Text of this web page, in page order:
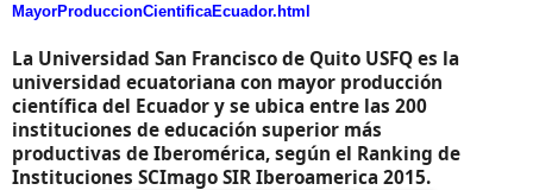
MayorProduccionCientificaEcuador.html
La Universidad San Francisco de Quito USFQ es la
universidad ecuatoriana con mayor producción
científica del Ecuador y se ubica entre las 200
instituciones de educación superior más
productivas de Iberomérica, según el Ranking de
Instituciones SCImago SIR Iberoamerica 2015.